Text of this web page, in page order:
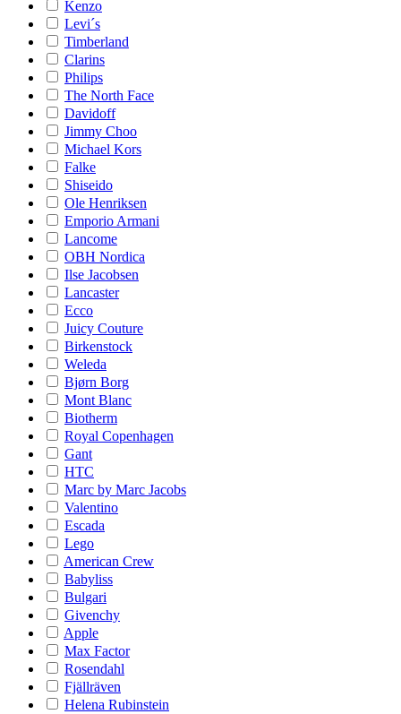
Kenzo
Levi´s
Timberland
Clarins
Philips
The North Face
Davidoff
Jimmy Choo
Michael Kors
Falke
Shiseido
Ole Henriksen
Emporio Armani
Lancome
OBH Nordica
Ilse Jacobsen
Lancaster
Ecco
Juicy Couture
Birkenstock
Weleda
Bjørn Borg
Mont Blanc
Biotherm
Royal Copenhagen
Gant
HTC
Marc by Marc Jacobs
Valentino
Escada
Lego
American Crew
Babyliss
Bulgari
Givenchy
Apple
Max Factor
Rosendahl
Fjällräven
Helena Rubinstein